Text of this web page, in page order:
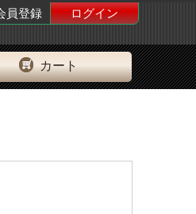
員登録
ログイン
カート